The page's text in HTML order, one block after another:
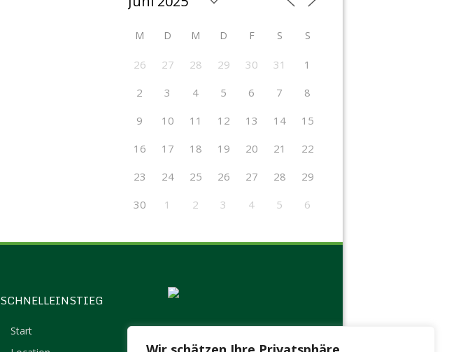
M D M D F S S
26 27 28 29 30 31
1
2
3 4 5 6 7
8
9
10 11 12 13 14
15
16
17 18 19 20 21
22
23
24 25 26 27 28
29
30
1 2 3 4 5 6
SCHNELLEINSTIEG
Start